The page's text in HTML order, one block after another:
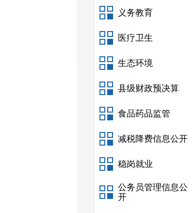
义务教育
医疗卫生
生态环境
县级财政预决算
食品药品监管
减税降费信息公开
稳岗就业
公务员管理信息公
开